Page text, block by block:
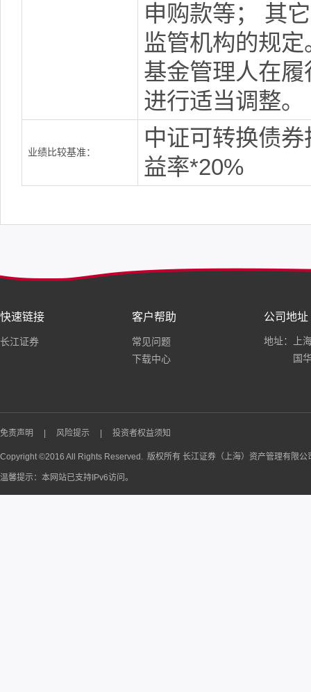
申购款等； 其
监管机构的规
基金管理人在
进行适当调整。
业绩比较基准：
中证可转换债
益率*20%
快速链接
长江证券
客户帮助
常见问题
下载中心
公司地址
地址：上
国
免责声明 风险提示 投资者权益须知
Copyright ©2016 All Rights Reserved. 版权所有 长江证券（上海）资产管理有限
温馨提示：本网站已支持IPv6访问。